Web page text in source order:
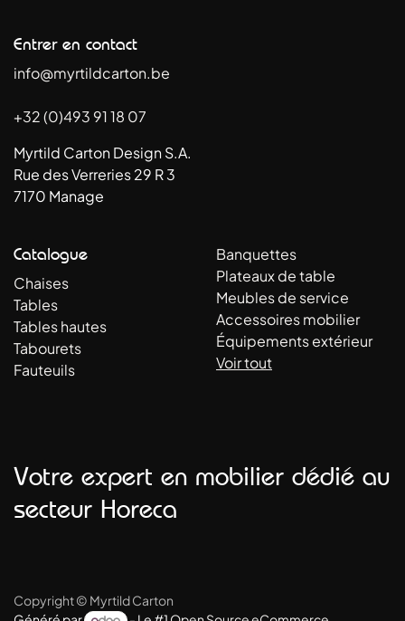
Entrer en contact
info@myrtildcarton.be
+32 (0)493 91 18 07
Myrtild Carton Design S.A.
Rue des Verreries 29 R 3
7170 Manage
Catalogue
Chaises
Tables
Tables hautes
Tabourets
Fauteuils
Banquettes
Plateaux de table
Meubles de service
Accessoires mobilier
Équipements extérieur
Voir tout
Votre expert en mobilier dédié au
secteur Horeca
Copyright © Myrtild Carton